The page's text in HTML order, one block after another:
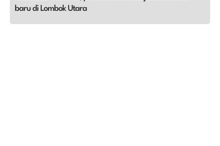
baru di Lombok Utara